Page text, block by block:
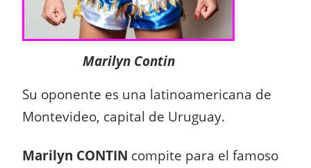
Marilyn Contin
Su oponente es una latinoamericana de
Montevideo, capital de Uruguay.
Marilyn CONTIN compite para el famoso